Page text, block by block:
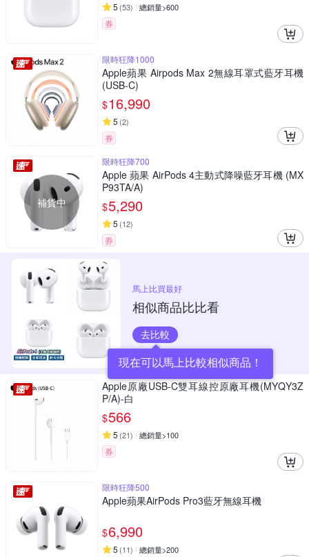
5 (53) 總銷量>600
券
限時狂降1000
Apple蘋果 Airpods Max 2無線耳罩式藍牙耳機
(USB-C)
$16,990
5 (2)
券
補貨中
限時狂降700
Apple 蘋果 AirPods 4主動式降噪藍牙耳機 (MX
P93TA/A)
$5,290
5 (12)
券
馬上比買最好
相似商品比比看
去比較
現在可以馬上比較相似商品！
Apple原廠USB-C雙耳線控原廠耳機(MYQY3Z
P/A)-白
$566
5 (21) 總銷量>100
券
限時狂降500
Apple蘋果AirPods Pro3藍牙無線耳機
$6,990
5 (11) 總銷量>200